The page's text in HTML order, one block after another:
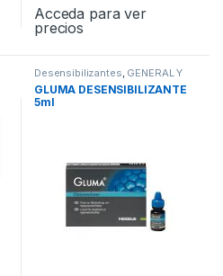
Acceda para ver
precios
Desensibilizantes GENERAL Y
Profilaxis
Remineralizantes y
Desinsibilizantes
GLUMA DESENSIBILIZANTE
5ml